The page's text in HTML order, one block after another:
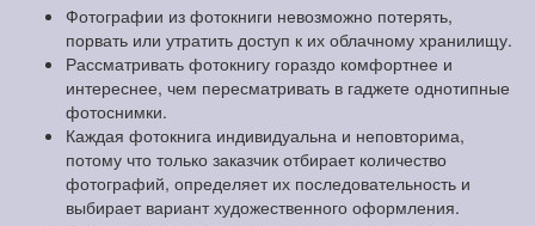
Фотографии из фотокниги невозможно потерять,
порвать или утратить доступ к их облачному хранилищу.
Рассматривать фотокнигу гораздо комфортнее и
интереснее, чем пересматривать в гаджете однотипные
фотоснимки.
Каждая фотокнига индивидуальна и неповторима,
потому что только заказчик отбирает количество
фотографий, определяет их последовательность и
выбирает вариант художественного оформления.